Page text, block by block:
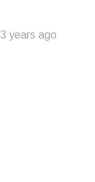
3 years ago